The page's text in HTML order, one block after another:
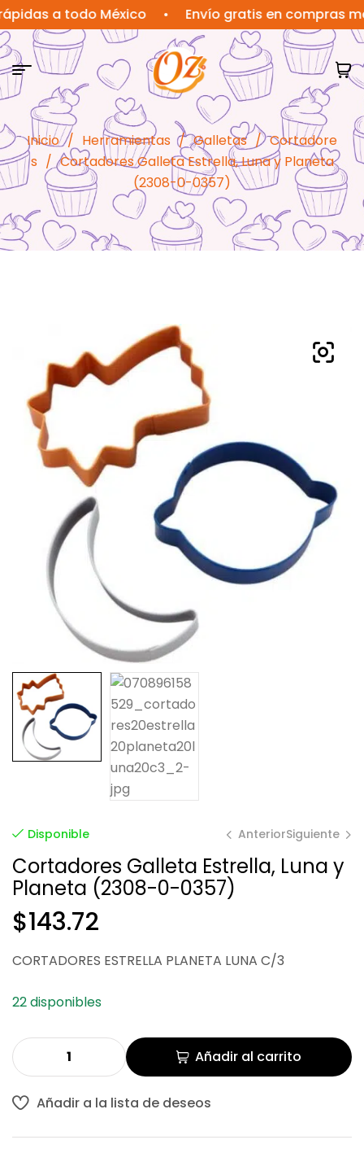
a todo México • Envío gratis en compras
Inicio / Herramientas / Galletas / Cortadore
s / Cortadores Galleta Estrella, Luna y Planeta
(2308-0-0357)
Disponible Anterior
$ 30.03
Siguiente
$ 160.45
Cortadores Galleta Estrella, Luna y
Planeta (2308-0-0357)
$143.72
CORTADORES ESTRELLA PLANETA LUNA C/3
22 disponibles
Añadir al carrito
Añadir a la lista de deseos